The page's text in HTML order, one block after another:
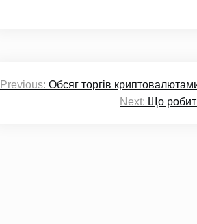
Навігація
Previous: Обсяг торгів
Next: Що